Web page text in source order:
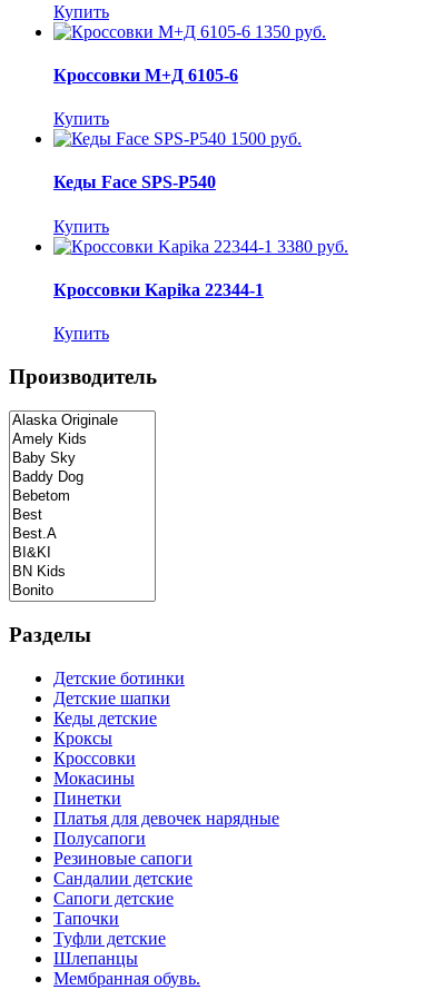
Купить
1350 руб.
Кроссовки М+Д 6105-6
Купить
1500 руб.
Кеды Face SPS-P540
Купить
3380 руб.
Кроссовки Kapika 22344-1
Купить
Производитель
Разделы
Детские ботинки
Детские шапки
Кеды детские
Кроксы
Кроссовки
Мокасины
Пинетки
Платья для девочек нарядные
Полусапоги
Резиновые сапоги
Сандалии детские
Сапоги детские
Тапочки
Туфли детские
Шлепанцы
Мембранная обувь.